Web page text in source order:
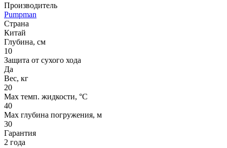
Производитель
Pumpman
Страна
Китай
Глубина, см
10
Защита от сухого хода
Да
Вес, кг
20
Max темп. жидкости, °С
40
Max глубина погружения, м
30
Гарантия
2 года